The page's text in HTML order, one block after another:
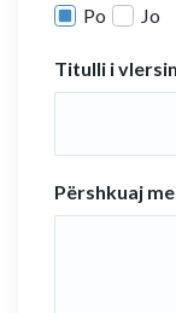
Po
Jo
Titulli i
Përshkuaj